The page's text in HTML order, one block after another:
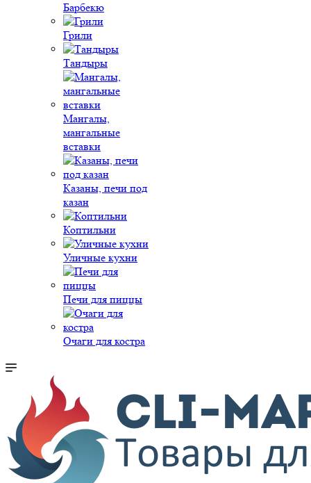
Барбекю
Грили
Тандыры
Мангалы,
мангальные
вставки
Казаны, печи под
казан
Коптильни
Уличные кухни
Печи для пиццы
Очаги для костра